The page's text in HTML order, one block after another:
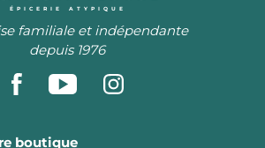
ÉPICERIE ATYPIQUE
familiale et indépendante
depuis 1976
boutique